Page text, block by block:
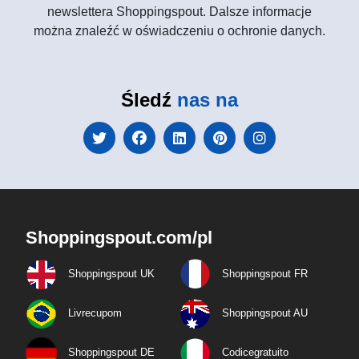
newslettera Shoppingspout. Dalsze informacje
można znaleźć w oświadczeniu o ochronie danych.
Śledź nas na
Shoppingspout.com/pl
Shoppingspout UK Shoppingspout FR
Livrecupom Shoppingspout AU
Shoppingspout DE Codicegratuito